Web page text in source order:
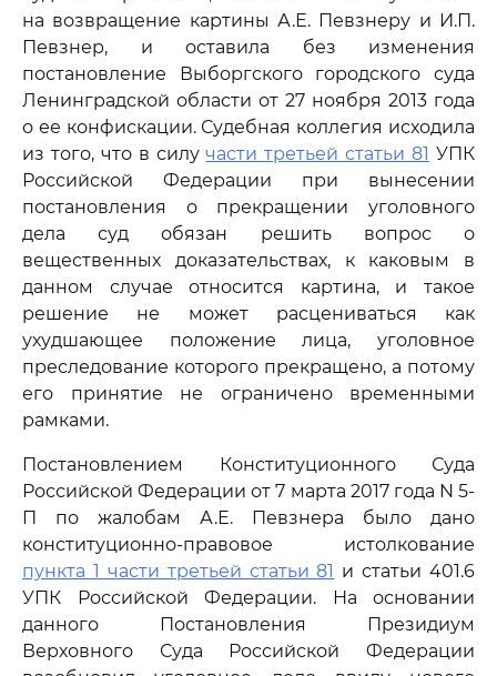
на возвращение картины А.Е. Певзнеру и И.П.
Певзнер, и оставила без изменения
постановление Выборгского городского суда
Ленинградской области от 27 ноября 2013 года
о ее конфискации. Судебная коллегия исходила
из того, что в силучасти третьей статьи 81 УПК
Российской Федерации при вынесении
постановления о прекращении уголовного
дела суд обязан решить вопрос о
вещественных доказательствах, к каковым в
данном случае относится картина, и такое
решение не может расцениваться как
ухудшающее положение лица, уголовное
преследование которого прекращено, а потому
его принятие не ограничено временными
рамками.
Постановлением Конституционного Суда
Российской Федерации от 7 марта 2017 года N 5-
П по жалобам А.Е. Певзнера было дано
конституционно-правовое истолкование
пункта 1 части третьей статьи 81 и статьи 401.6
УПК Российской Федерации. На основании
данного Постановления Президиум
Верховного Суда Российской Федерации